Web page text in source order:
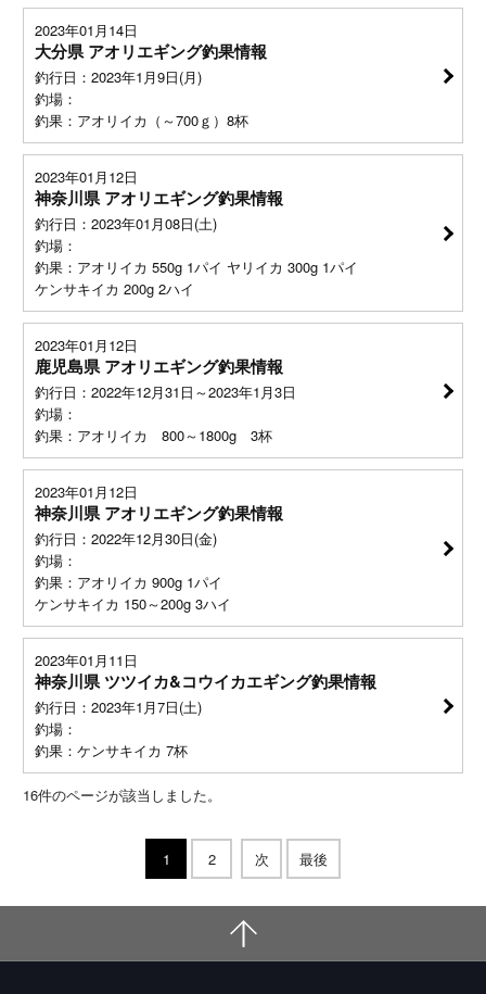
2023年01月14日
大分県 アオリエギング釣果情報
釣行日：2023年1月9日(月)
釣場：
釣果：アオリイカ（～700ｇ）8杯
2023年01月12日
神奈川県 アオリエギング釣果情報
釣行日：2023年01月08日(土)
釣場：
釣果：アオリイカ 550g 1パイ ヤリイカ 300g 1パイ
ケンサキイカ 200g 2ハイ
2023年01月12日
鹿児島県 アオリエギング釣果情報
釣行日：2022年12月31日～2023年1月3日
釣場：
釣果：アオリイカ 800～1800g 3杯
2023年01月12日
神奈川県 アオリエギング釣果情報
釣行日：2022年12月30日(金)
釣場：
釣果：アオリイカ 900g 1パイ
ケンサキイカ 150～200g 3ハイ
2023年01月11日
神奈川県 ツツイカ&コウイカエギング釣果情報
釣行日：2023年1月7日(土)
釣場：
釣果：ケンサキイカ 7杯
16件のページが該当しました。
1 2 次 最後